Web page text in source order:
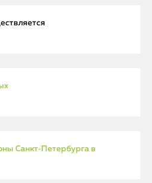
Санкт‑Петербурга в